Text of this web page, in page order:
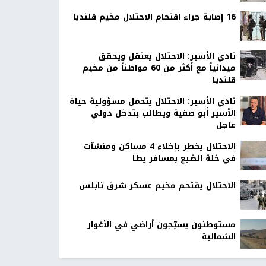
16 إصابة جراء اقتحام الاحتلال مخيم قلنديا
نادي الأسير: الاحتلال يعتقل ويحقق
ميدانياً مع أكثر من 60 مواطناً من مخيم
قلنديا
نادي الأسير: الاحتلال يتحمل مسؤولية حياة
الأسير أبو صفية ويطالب بتدخل دولي
عاجل
الاحتلال يخطر بإخلاء 4 مساكن ومنشآت
في خلة الضبع بمسافر يطا
الاحتلال يقتحم مخيم عسكر شرق نابلس
مستوطنون يسيّجون أراضي في الأغوار
الشمالية